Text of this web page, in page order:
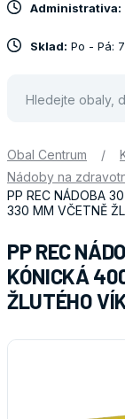
Administrativa:
Sklad: Po - Pá:
Obal Centrum /
Nádoby na
PP REC NÁDOBA
330 MM VČETNĚ
PP REC
KÓNICKÁ
ŽLUTÉHO